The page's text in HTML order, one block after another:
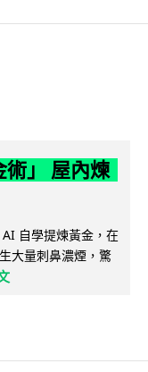
術」 屋內煉
自學提煉黃金，在
大量刺鼻濃煙，驚